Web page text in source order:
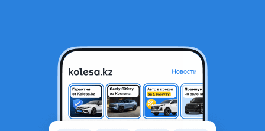
Бампер передний Skoda Yeti